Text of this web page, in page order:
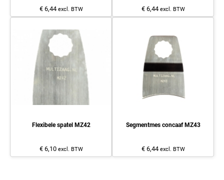
€ 6,44 excl. BTW € 6,44 excl. BTW
Flexibele spatel MZ42
€ 6,10 excl. BTW
Segmentmes concaaf MZ43
€ 6,44 excl. BTW